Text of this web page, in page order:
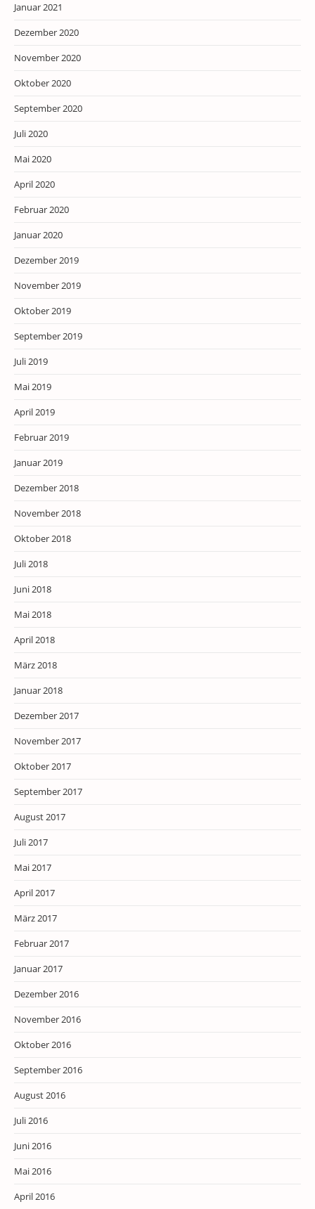
Januar 2021
Dezember 2020
November 2020
Oktober 2020
September 2020
Juli 2020
Mai 2020
April 2020
Februar 2020
Januar 2020
Dezember 2019
November 2019
Oktober 2019
September 2019
Juli 2019
Mai 2019
April 2019
Februar 2019
Januar 2019
Dezember 2018
November 2018
Oktober 2018
Juli 2018
Juni 2018
Mai 2018
April 2018
März 2018
Januar 2018
Dezember 2017
November 2017
Oktober 2017
September 2017
August 2017
Juli 2017
Mai 2017
April 2017
März 2017
Februar 2017
Januar 2017
Dezember 2016
November 2016
Oktober 2016
September 2016
August 2016
Juli 2016
Juni 2016
Mai 2016
April 2016